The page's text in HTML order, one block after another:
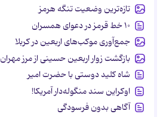
تازه‌ترین وضعیت تنگه هرمز
۱۰ خط قرمز در دعوای همسران
جمع‌آوری موکب‌های اربعین در کربلا
بازگشت زوار اربعین حسینی از مرز مهران
شاه کلید دوستی با حضرت امیر
اوکراین سند منگوله‌دار آمریکا!
آگاهی بدون فرسودگی